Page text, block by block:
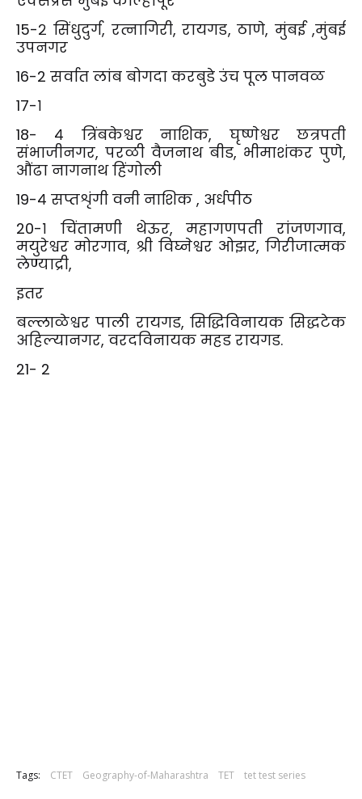
15-२ सिंधुदुर्ग, रत्नागिरी, रायगड, ठाणे, मुंबई ,मुंबई
उपनगर
16-2 सर्वात लांब बोगदा करबुडे उंच पूल पानवळ
17-१
18- ४ त्रिंबकेश्वर नाशिक, घृष्णेश्वर छत्रपती
संभाजीनगर, परळी वैजनाथ बीड, भीमाशंकर पुणे,
औंढा नागनाथ हिंगोली
19-४ सप्तशृंगी वनी नाशिक , अर्धपीठ
20-१ चिंतामणी थेऊर, महागणपती रांजणगाव,
मयुरेश्वर मोरगाव, श्री विघ्नेश्वर ओझर, गिरीजात्मक
लेण्याद्री,
इतर
बल्लाळेश्वर पाली रायगड, सिद्धिविनायक सिद्धटेक
अहिल्यानगर, वरदविनायक महड रायगड.
21- 2
Tags: CTET Geography-of-Maharashtra TET tet test series